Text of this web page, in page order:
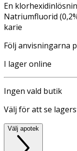
En
Natriumfluorid
karie
Följ anvisningarna
I lager online
Ingen vald butik
Välj för att se
Välj apotek